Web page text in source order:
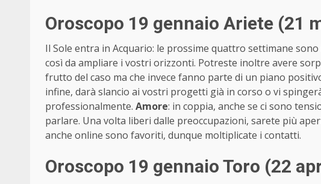
Oroscopo 19 gennaio Ariete (21
Il Sole entra in Acquario: le prossime quattro settimane
così da ampliare i vostri orizzonti. Potreste inoltre avere
frutto del caso ma che invece fanno parte di un piano
infine, darà slancio ai vostri progetti già in corso o vi
professionalmente. Amore: in coppia, anche se ci sono
parlare. Una volta liberi dalle preoccupazioni, sarete più
anche online sono favoriti, dunque moltiplicate i contatti.
Oroscopo 19 gennaio Toro (22